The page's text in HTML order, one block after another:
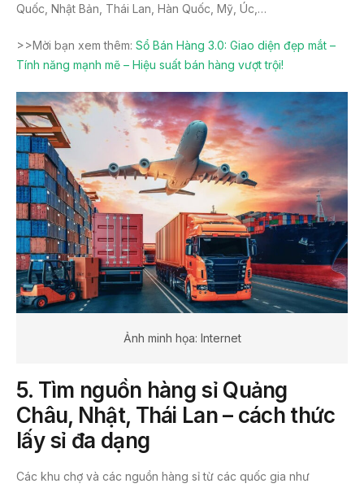
Quốc, Nhật Bản, Thái Lan, Hàn Quốc, Mỹ, Úc,…
>>Mời bạn xem thêm: Sổ Bán Hàng 3.0: Giao diện đẹp mắt –
Tính năng mạnh mẽ – Hiệu suất bán hàng vượt trội!
Ảnh minh họa: Internet
5. Tìm nguồn hàng sỉ Quảng
Châu, Nhật, Thái Lan – cách thức
lấy sỉ đa dạng
Các khu chợ và các nguồn hàng sỉ từ các quốc gia như